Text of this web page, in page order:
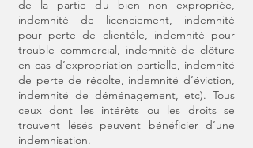
de la partie du bien non expropriée,
indemnité de licenciement, indemnité
pour perte de clientèle, indemnité pour
trouble commercial, indemnité de clôture
en cas d’expropriation partielle, indemnité
de perte de récolte, indemnité d’éviction,
indemnité de déménagement, etc). Tous
ceux dont les intérêts ou les droits se
trouvent lésés peuvent bénéficier d’une
indemnisation.